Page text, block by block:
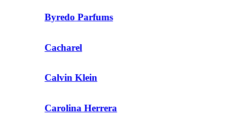
Byredo Parfums
Cacharel
Calvin Klein
Carolina Herrera